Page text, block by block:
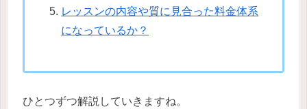
レッスンの内容や質に見合った料金体系
になっているか？
ひとつずつ解説していきますね。